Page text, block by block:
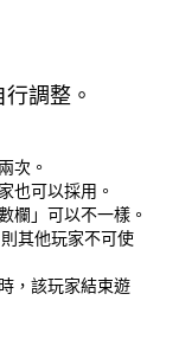
調整。
次。
也可以採用。
欄」可以不一樣。
其他玩家不可使
，該玩家結束遊